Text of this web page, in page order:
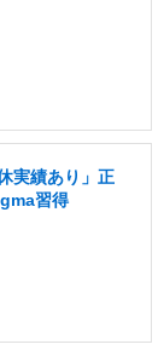
実績あり」正
習得